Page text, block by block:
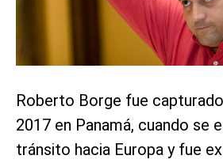
Roberto Borge fue
2017 en Panamá, cuando se
tránsito hacia Europa y fue